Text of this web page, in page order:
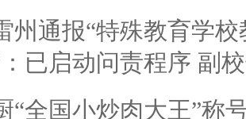
州通报“特殊教育学
已启动问责程序 副
“全国小炒肉大王”称